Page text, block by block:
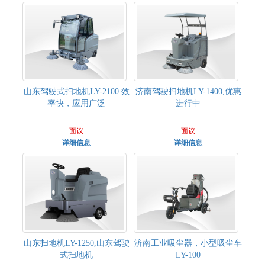
山东驾驶式扫地机LY-2100 效
率快，应用广泛
面议
详细信息
济南驾驶扫地机LY-1400,优惠
进行中
面议
详细信息
山东扫地机LY-1250,山东驾驶
式扫地机
济南工业吸尘器，小型吸尘车
LY-100